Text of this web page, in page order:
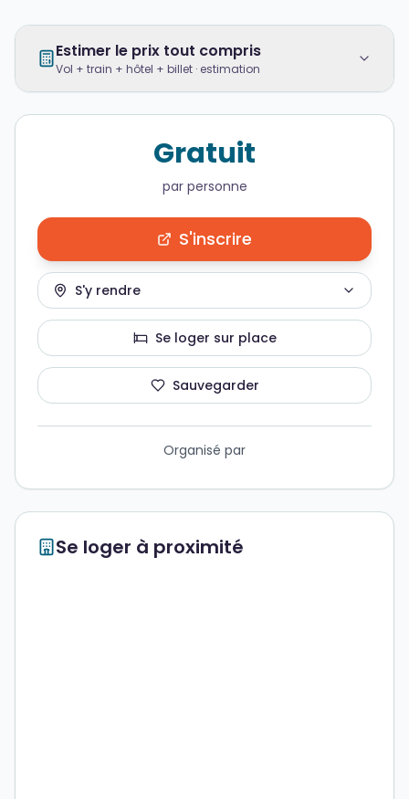
Estimer le prix tout compris
Vol + train + hôtel + billet · estimation
Gratuit
par personne
S'inscrire
S'y rendre
Se loger sur place
Sauvegarder
Organisé par
Se loger à proximité